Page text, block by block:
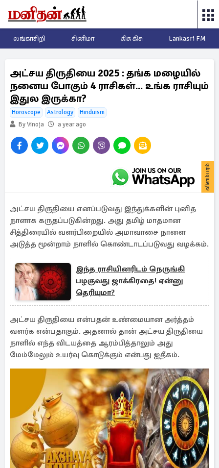
லங்காசிறி சினிமா கிசு கிசு Lankasri FM
அட்சய திருதியை 2025 : தங்க மழையில்
நனைய போகும் 4 ராசிகள்... உங்க ராசியும்
இதுல இருக்கா?
Horoscope Astrology
Hinduism
By Vinoja
a year ago
விளம்பரம்
அட்சய திருதியை எனப்படுவது இந்துக்களின் புனித
நாளாக கருதப்படுகின்றது. அது தமிழ் மாதமான
சித்திரையில் வளர்பிறையில் அமாவாசை நாளை
அடுத்த மூன்றாம் நாளில் கொண்டாடப்படுவது வழக்கம்.
இந்த ராசியினரிடம் நெருங்கி
பழகுவது ஜாக்கிரதை! ஏன்னு
தெரியுமா?
அட்சய திருதியை என்பதன் உண்மையான அர்த்தம்‌
வளர்க என்பதாகும். அதனால் தான் அட்சய திருதியை
நாளில்‌ எந்த விடயத்தை ஆரம்பித்தாலும் அது
மேம்மேலும் உயர்வு கொடுக்கும் என்பது ஐதீகம்.